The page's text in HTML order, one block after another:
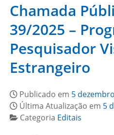
Chamada
39/2025 –
Pesquisador
Estrangeiro
Publicado em 5
Última Atualização em 5
Categoria Editais